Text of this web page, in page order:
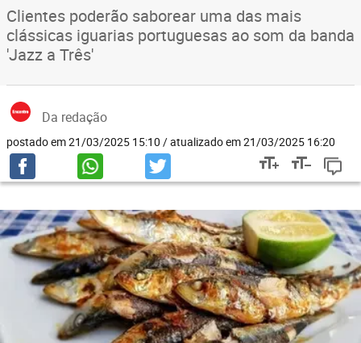
Clientes poderão saborear uma das mais
clássicas iguarias portuguesas ao som da banda
'Jazz a Três'
Da redação
postado em 21/03/2025 15:10 / atualizado em 21/03/2025 16:20